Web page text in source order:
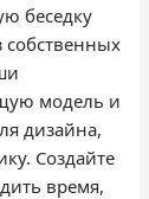
беседку
собственных
модель и
дизайна,
Создайте
время,